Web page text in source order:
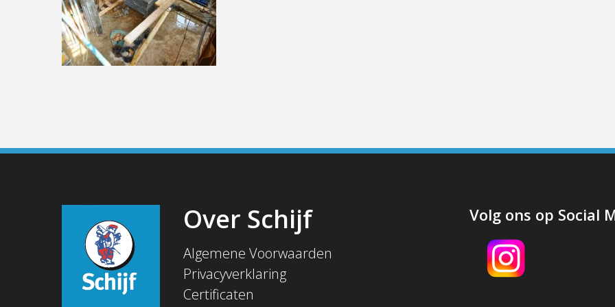
Over Schijf
Algemene Voorwaarden
Privacyverklaring
Certificaten
Volg ons op Social